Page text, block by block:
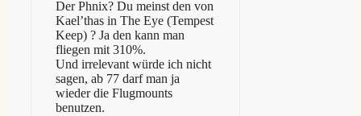
Der Phnix? Du meinst den von
Kael’thas in The Eye (Tempest
Keep) ? Ja den kann man
fliegen mit 310%.
Und irrelevant würde ich nicht
sagen, ab 77 darf man ja
wieder die Flugmounts
benutzen.